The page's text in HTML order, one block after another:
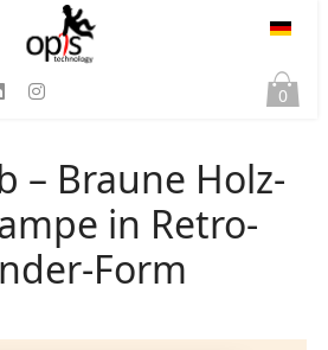
0
– Braune Holz-
in Retro-
Form